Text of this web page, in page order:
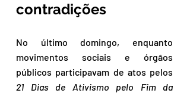
contradições
No último domingo, enquanto
movimentos sociais e órgãos
21 Dias de Ativismo pelo Fim da